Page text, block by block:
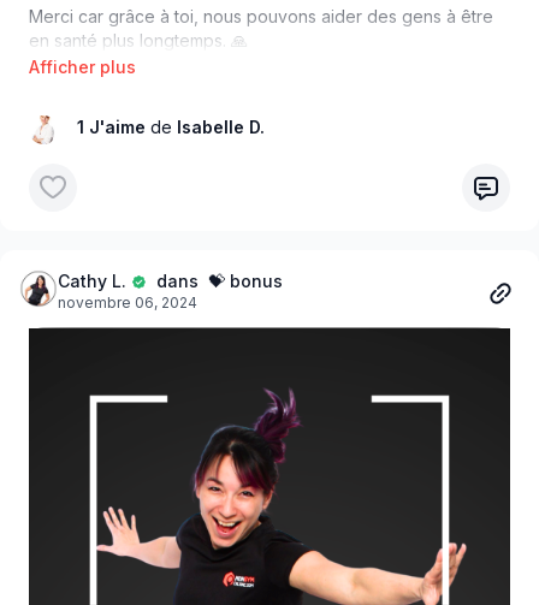
Merci car grâce à toi, nous pouvons aider des gens à être
en santé plus longtemps. 🙏
réaliser sans vous! 🙏
Bonne année 2025!
1 J'aime de Isabelle D.
Cathy L. dans 💝 bonus
novembre 06, 2024